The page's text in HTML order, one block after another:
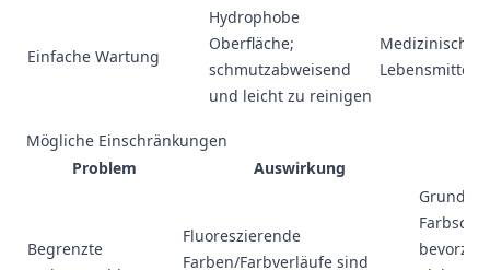
Einfache Wartung
Hydrophobe
Oberfläche;
schmutzabweisend
und leicht zu reinigen
Medizinische
Mögliche Einschränkungen
Problem
Auswirkung
Begrenzte
Fluoreszierende
Farben/Farbverläufe sind